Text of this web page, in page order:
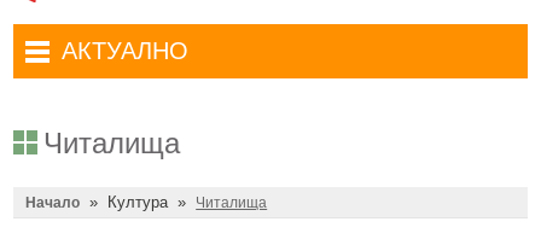
Достъп до информация
Антикорупция
Профил на купувача
Туристически маршрути
Туристически информационен център
Съобщения
Читалища
Начало » Култура» Читалища
Комплексно административно обслужване
АКТУАЛНО
Въвеждане на еврото в България
Местни избори 2023 година